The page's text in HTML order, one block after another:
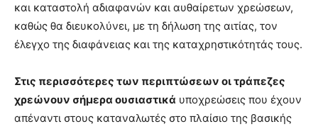
και καταστολή αδιαφανών και αυθαίρετων χρεώσεων,
καθώς θα διευκολύνει, με τη δήλωση της αιτίας, τον
έλεγχο της διαφάνειας και της καταχρηστικότητάς τους.
Στις περισσότερες των περιπτώσεων οι τράπεζες
χρεώνουν σήμερα ουσιαστικά υποχρεώσεις που έχουν
απέναντι στους καταναλωτές στο πλαίσιο της βασικής